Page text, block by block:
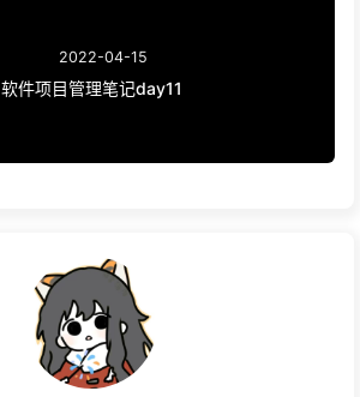
2022-04-15
软件项目管理笔记day11